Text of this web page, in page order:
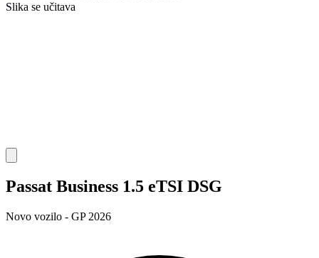
Slika se učitava
Passat Business 1.5 eTSI DSG
Novo vozilo - GP 2026